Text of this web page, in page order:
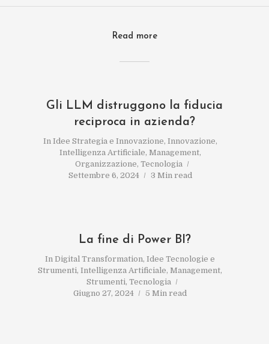
Read more
Gli LLM distruggono la fiducia
reciproca in azienda?
In Idee Strategia e Innovazione, Innovazione,
Intelligenza Artificiale, Management,
Organizzazione, Tecnologia
Settembre 6, 2024
3 Min read
La fine di Power BI?
In Digital Transformation, Idee Tecnologie e
Strumenti, Intelligenza Artificiale, Management,
Strumenti, Tecnologia
Giugno 27, 2024
5 Min read